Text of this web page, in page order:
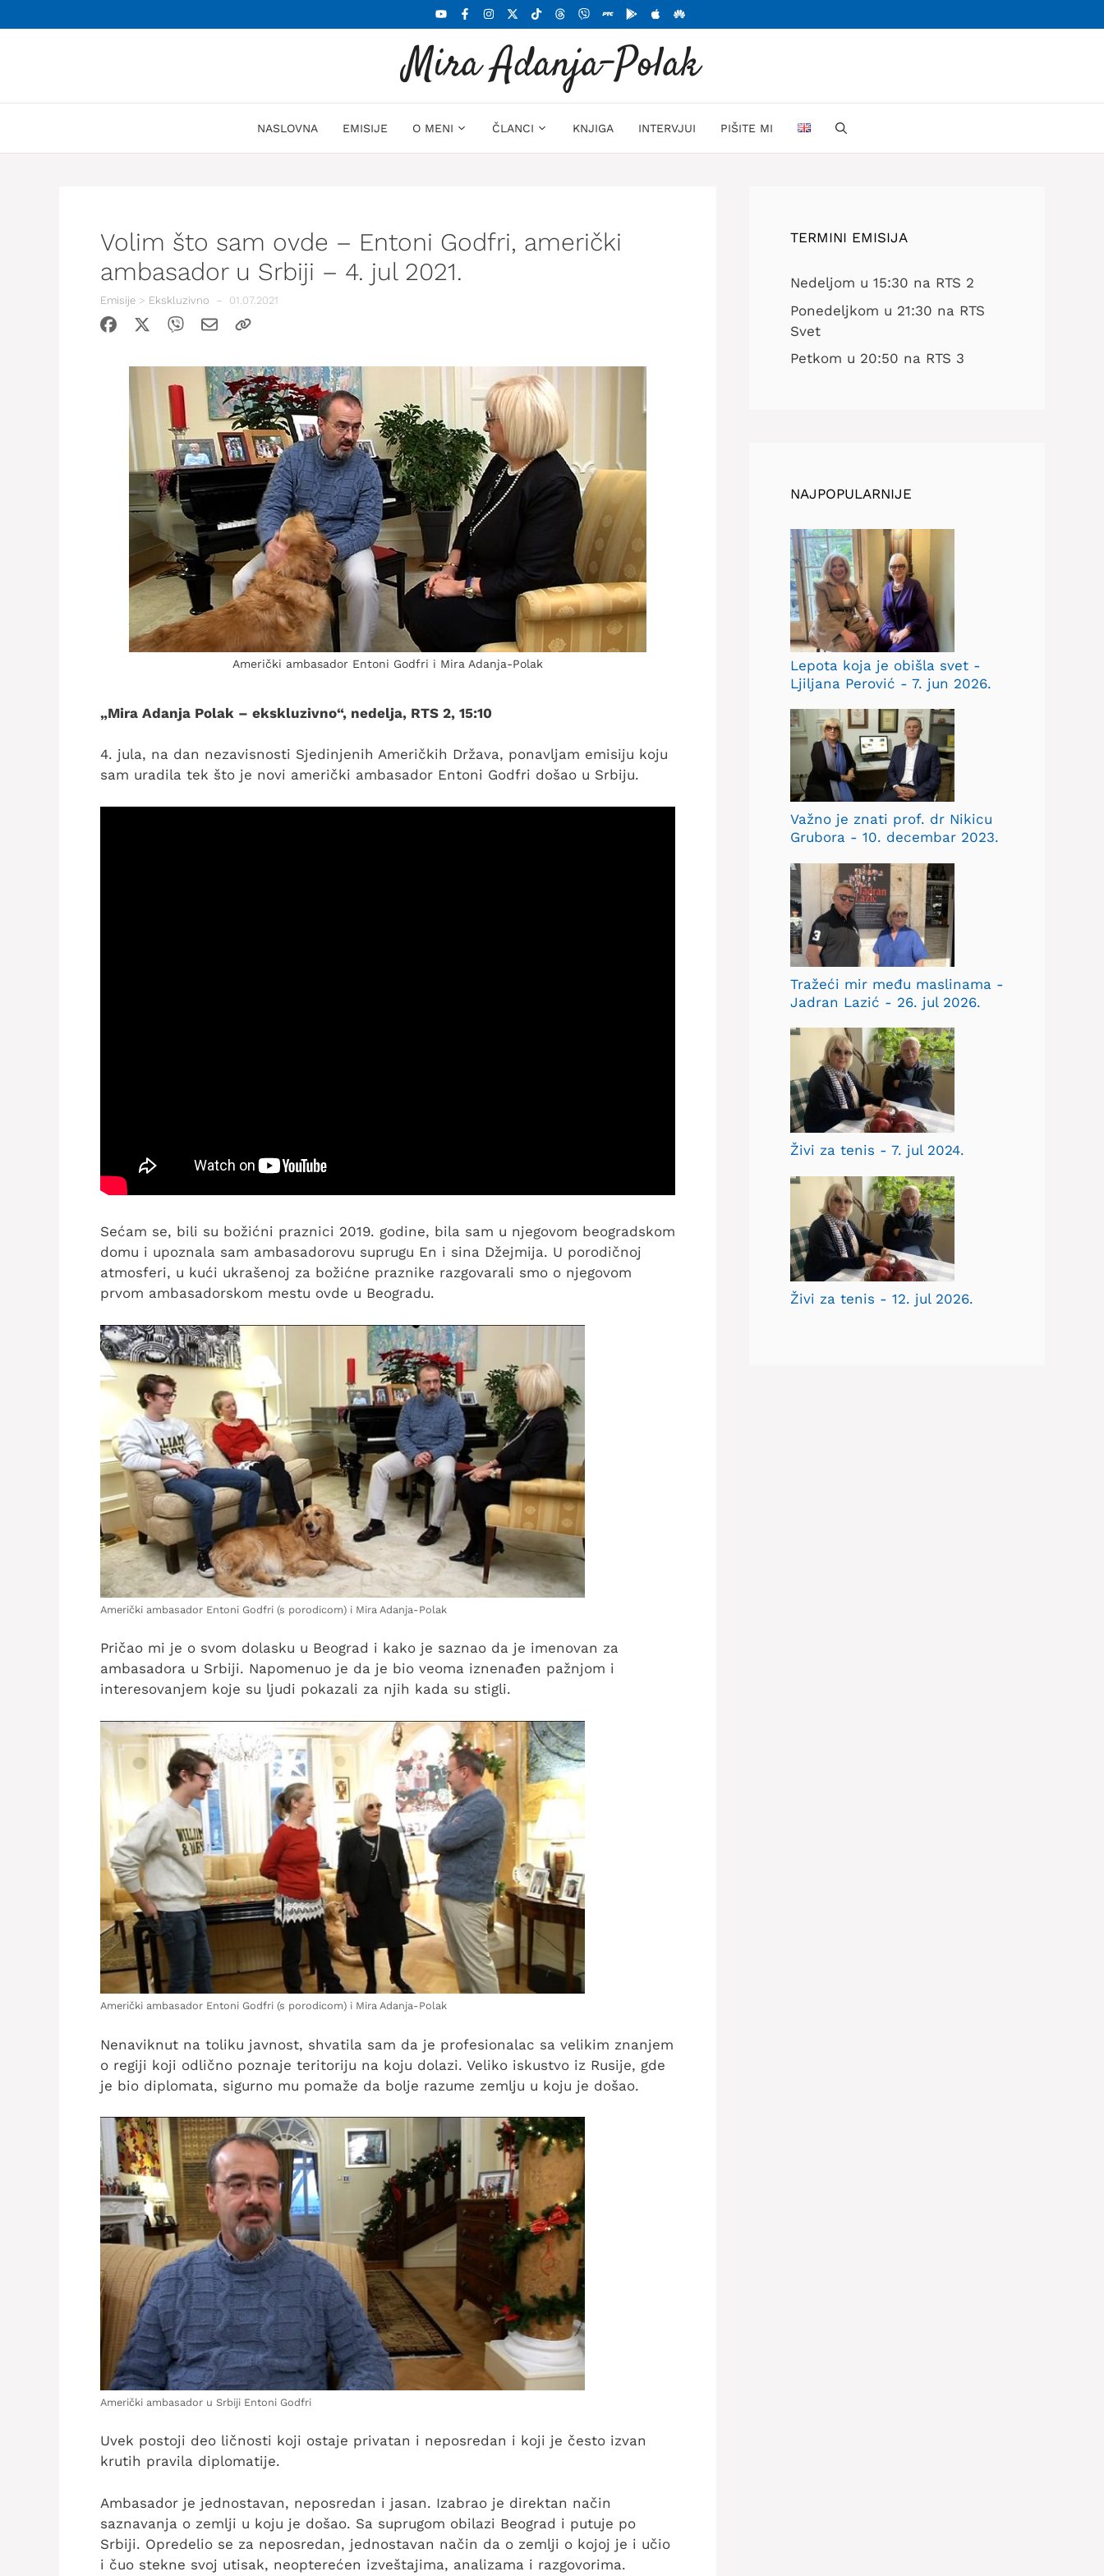
na
Mira Adanja-Polak
NASLOVNA EMISIJE O MENI ČLANCI KNJIGA INTERVJUI PIŠITE MI
Volim što sam ovde – Entoni Godfri, američki
ambasador u Srbiji – 4. jul 2021.
Emisije > Ekskluzivno – 01.07.2021
Američki ambasador Entoni Godfri i Mira Adanja-Polak
„Mira Adanja Polak – ekskluzivno“, nedelja, RTS 2, 15:10
4. jula, na dan nezavisnosti Sjedinjenih Američkih Država, ponavljam emisiju koju
sam uradila tek što je novi američki ambasador Entoni Godfri došao u Srbiju.
Sećam se, bili su božićni praznici 2019. godine, bila sam u njegovom beogradskom
domu i upoznala sam ambasadorovu suprugu En i sina Džejmija. U porodičnoj
atmosferi, u kući ukrašenoj za božićne praznike razgovarali smo o njegovom
prvom ambasadorskom mestu ovde u Beogradu.
Američki ambasador Entoni Godfri (s porodicom) i Mira Adanja-Polak
Pričao mi je o svom dolasku u Beograd i kako je saznao da je imenovan za
ambasadora u Srbiji. Napomenuo je da je bio veoma iznenađen pažnjom i
interesovanjem koje su ljudi pokazali za njih kada su stigli.
Američki ambasador Entoni Godfri (s porodicom) i Mira Adanja-Polak
Nenaviknut na toliku javnost, shvatila sam da je profesionalac sa velikim znanjem
o regiji koji odlično poznaje teritoriju na koju dolazi. Veliko iskustvo iz Rusije, gde
je bio diplomata, sigurno mu pomaže da bolje razume zemlju u koju je došao.
Američki ambasador u Srbiji Entoni Godfri
Uvek postoji deo ličnosti koji ostaje privatan i neposredan i koji je često izvan
krutih pravila diplomatije.
Ambasador je jednostavan, neposredan i jasan. Izabrao je direktan način
saznavanja o zemlji u koju je došao. Sa suprugom obilazi Beograd i putuje po
Srbiji. Opredelio se za neposredan, jednostavan način da o zemlji o kojoj je i učio
i čuo stekne svoj utisak, neopterećen izveštajima, analizama i razgovorima.
TERMINI EMISIJA
Nedeljom u 15:30 na RTS 2
Ponedeljkom u 21:30 na RTS
Svet
Petkom u 20:50 na RTS 3
NAJPOPULARNIJE
Lepota koja je obišla svet -
Ljiljana Perović - 7. jun 2026.
Važno je znati prof. dr Nikicu
Grubora - 10. decembar 2023.
Tražeći mir među maslinama -
Jadran Lazić - 26. jul 2026.
Živi za tenis - 7. jul 2024.
Živi za tenis - 12. jul 2026.